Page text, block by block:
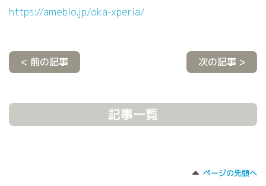
https://ameblo.jp/oka-xperia/
< 前の記事 次の記事 >
記事一覧
ページの先頭へ